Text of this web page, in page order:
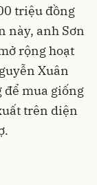
triệu đồng
này, anh Sơn
rộng hoạt
Xuân
để mua giống
trên diện